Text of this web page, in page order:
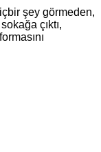
şey görmeden,
çıktı,